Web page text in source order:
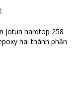
jotun hardtop 258
hai thành phần